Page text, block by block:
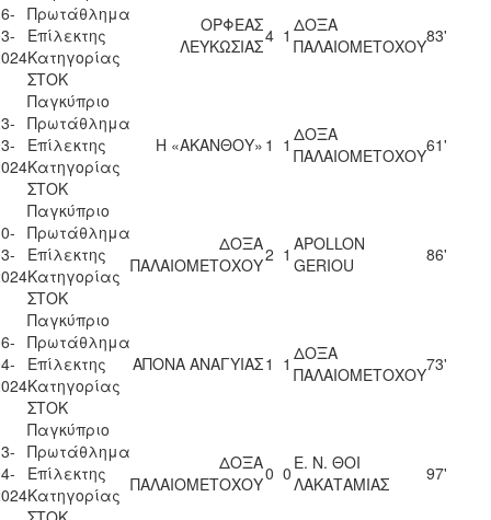
Πρωτάθλημα
Επίλεκτης
Κατηγορίας
ΣΤΟΚ
ΟΡΦΕΑΣ
ΛΕΥΚΩΣΙΑΣ4 1 ΔΟΞΑ
ΠΑΛΑΙΟΜΕΤΟΧΟΥ83'
Παγκύπριο
Πρωτάθλημα
Επίλεκτης
Κατηγορίας
ΣΤΟΚ
Η «ΑΚΑΝΘΟΥ» 1 1 ΔΟΞΑ
ΠΑΛΑΙΟΜΕΤΟΧΟΥ61'
Παγκύπριο
Πρωτάθλημα
Επίλεκτης
Κατηγορίας
ΣΤΟΚ
ΔΟΞΑ
ΠΑΛΑΙΟΜΕΤΟΧΟΥ2 1 APOLLON
GERIOU
86'
Παγκύπριο
Πρωτάθλημα
Επίλεκτης
Κατηγορίας
ΣΤΟΚ
ΑΠΟΝΑ ΑΝΑΓΥΙΑΣ1 1 ΔΟΞΑ
ΠΑΛΑΙΟΜΕΤΟΧΟΥ73'
Παγκύπριο
Πρωτάθλημα
Επίλεκτης
Κατηγορίας
ΔΟΞΑ
ΠΑΛΑΙΟΜΕΤΟΧΟΥ0 0 Ε. Ν. ΘΟΙ
ΛΑΚΑΤΑΜΙΑΣ
97'